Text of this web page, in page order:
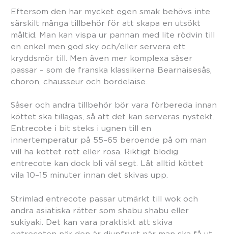
Eftersom den har mycket egen smak behövs inte
särskilt många tillbehör för att skapa en utsökt
måltid. Man kan vispa ur pannan med lite rödvin till
en enkel men god sky och/eller servera ett
kryddsmör till. Men även mer komplexa såser
passar – som de franska klassikerna Bearnaisesås,
choron, chausseur och bordelaise.
Såser och andra tillbehör bör vara förbereda innan
köttet ska tillagas, så att det kan serveras nystekt.
Entrecote i bit steks i ugnen till en
innertemperatur på 55–65 beroende på om man
vill ha köttet rött eller rosa. Riktigt blodig
entrecote kan dock bli väl segt. Låt alltid köttet
vila 10–15 minuter innan det skivas upp.
Strimlad entrecote passar utmärkt till wok och
andra asiatiska rätter som shabu shabu eller
sukiyaki. Det kan vara praktiskt att skiva